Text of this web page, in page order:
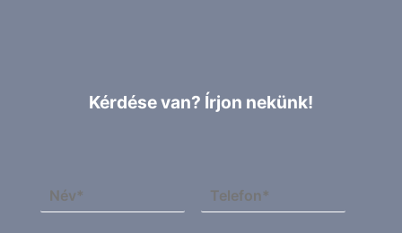
Kérdése van? Írjon nekünk!